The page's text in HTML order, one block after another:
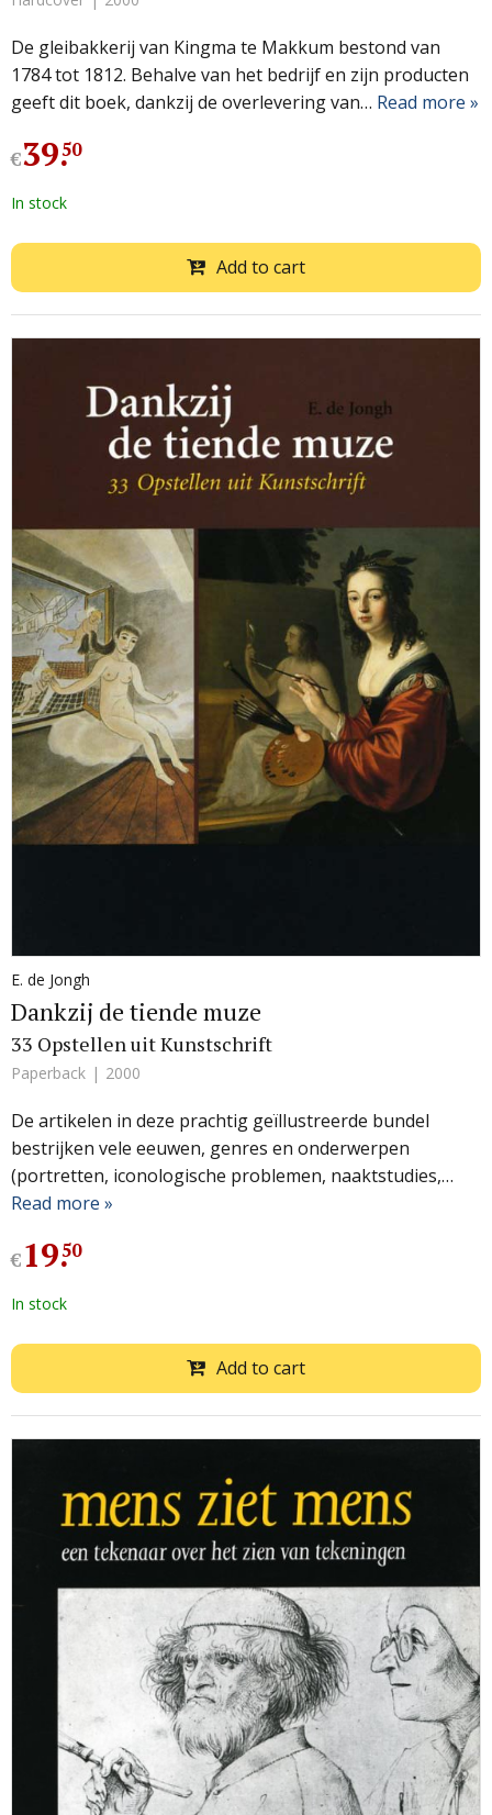
De gleibakkerij van Kingma te Makkum bestond van
1784 tot 1812. Behalve van het bedrijf en zijn producten
geeft dit boek, dankzij de overlevering van… Read more »
€39.
50
In stock
Add to cart
E. de Jongh
Dankzij de tiende muze
33 Opstellen uit Kunstschrift
Paperback 2000
De artikelen in deze prachtig geïllustreerde bundel
bestrijken vele eeuwen, genres en onderwerpen
(portretten, iconologische problemen, naaktstudies,…
Read more »
€19.
50
In stock
Add to cart